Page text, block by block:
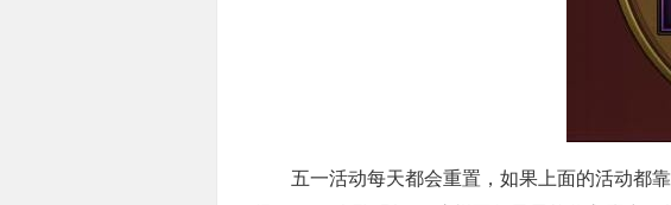
五一活动每天都会重置，如果上面的活动都靠